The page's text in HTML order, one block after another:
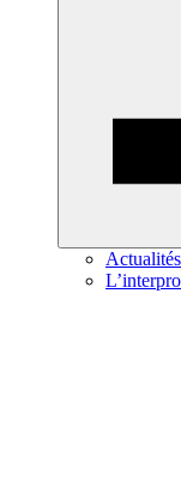
Actualités